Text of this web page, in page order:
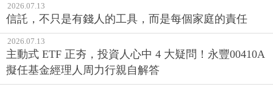
2026.07.13
信託，不只是有錢人的工具，而是每個家庭的責任
2026.07.13
主動式 ETF 正夯，投資人心中 4 大疑問！永豐00410A
擬任基金經理人周力行親自解答